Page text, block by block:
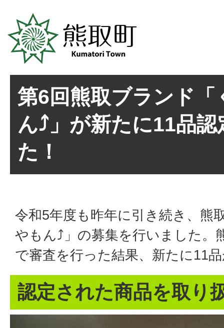
第6回熊取ブランド「
ん⤴」が新たに11品
た！
令和5年度も昨年に引き続き、熊
やもん⤴」の募集を行いました。
で審査を行った結果、新たに11
認定された商品を取り